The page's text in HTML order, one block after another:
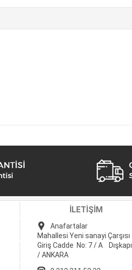
İLETİŞİM
Anafartalar
Mahallesi Yeni sanayi Çarşısı
Giriş Cadde No: 7 / A Dışkapı
/ ANKARA